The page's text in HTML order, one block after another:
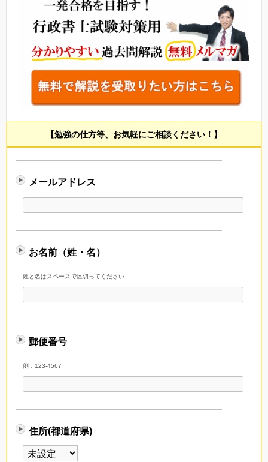
【勉強の仕方等、お気軽にご相談ください！】
メールアドレス
お名前（姓・名）
姓と名はスペースで区切ってください
郵便番号
例：123-4567
住所(都道府県)